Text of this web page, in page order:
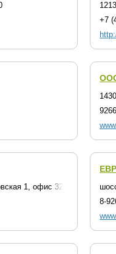
+7
708Е
1, офис 32
8-